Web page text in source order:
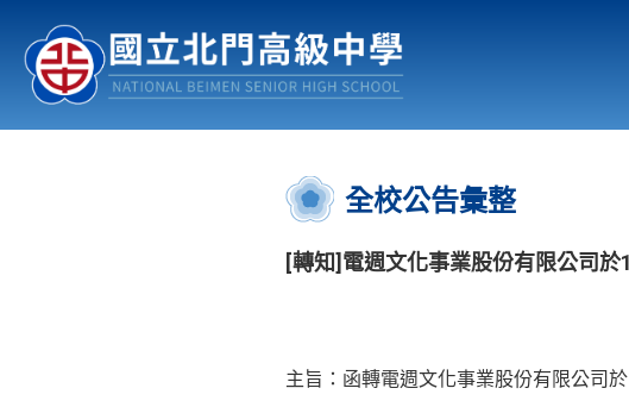
認識北中 行事曆
:::
全校公告彙整
[轉知]電週文化事業股份有限公司於
主旨：函轉電週文化事業股份有限公司